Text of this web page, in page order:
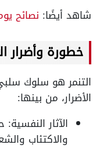
شاهد أيضًا: نصائح
خطورة وأضرار
التنمر هو سلوك
الأضرار، من بينها:
الآثار
والاكتئاب